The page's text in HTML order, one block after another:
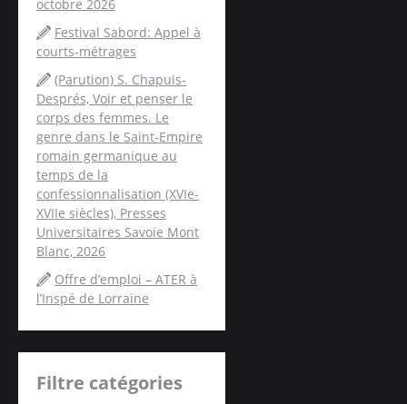
octobre 2026
Festival Sabord: Appel à
courts-métrages
(Parution) S. Chapuis-
Després, Voir et penser le
corps des femmes. Le
genre dans le Saint-Empire
romain germanique au
temps de la
confessionnalisation (XVIe-
XVIIe siècles), Presses
Universitaires Savoie Mont
Blanc, 2026
Offre d’emploi – ATER à
l’Inspé de Lorraine
Filtre catégories